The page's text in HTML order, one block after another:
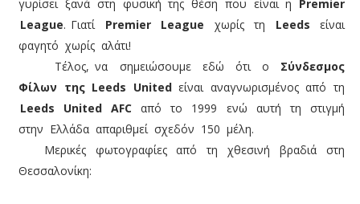
γυρίσει ξανά στη φυσική της θέση που είναι η Premier
League. Γιατί Premier League χωρίς τη Leeds είναι
φαγητό χωρίς αλάτι!
Τέλος, να σημειώσουμε εδώ ότι ο Σύνδεσμος
Φίλων της Leeds Unitedείναι αναγνωρισμένος από τη
Leeds United ΑFCαπό το 1999 ενώ αυτή τη στιγμή
στην Ελλάδα απαριθμεί σχεδόν 150 μέλη.
Μερικές φωτογραφίες από τη χθεσινή βραδιά στη
Θεσσαλονίκη: